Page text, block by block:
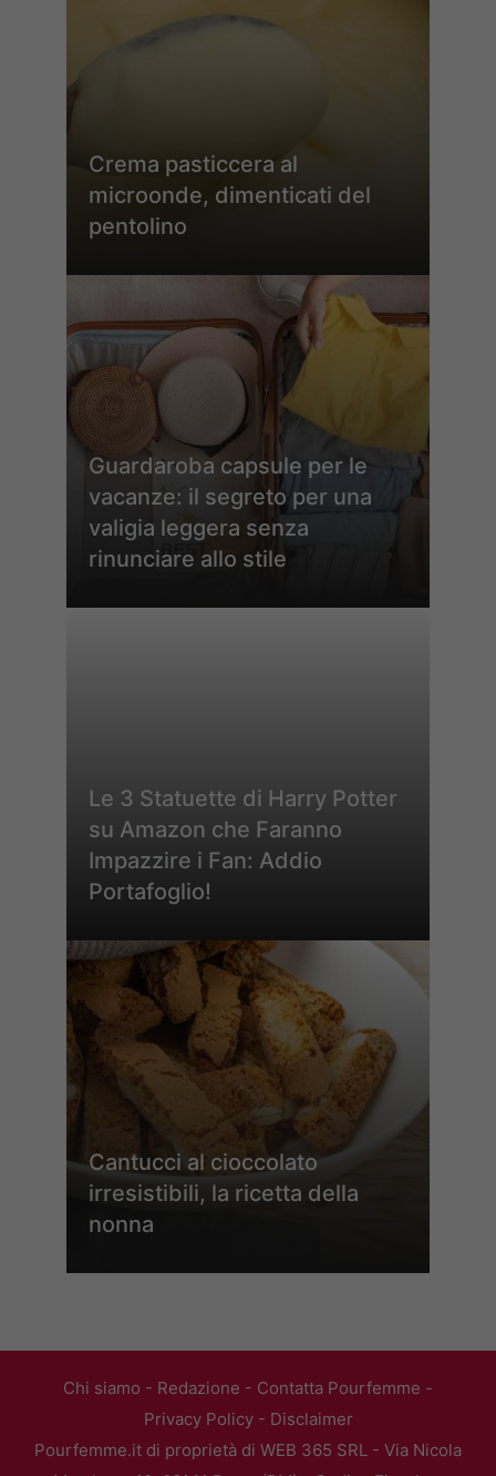
Crema pasticcera al
microonde, dimenticati del
pentolino
Guardaroba capsule per le
vacanze: il segreto per una
valigia leggera senza
rinunciare allo stile
Le 3 Statuette di Harry Potter
su Amazon che Faranno
Impazzire i Fan: Addio
Portafoglio!
Cantucci al cioccolato
irresistibili, la ricetta della
nonna
Chi siamo - Redazione - Contatta Pourfemme -
Privacy Policy- Disclaimer
Pourfemme.it di proprietà di WEB 365 SRL - Via Nicola